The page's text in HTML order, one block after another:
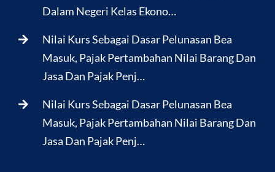
Dalam Negeri Kelas Ekono…
Nilai Kurs Sebagai Dasar Pelunasan Bea
Masuk, Pajak Pertambahan Nilai Barang Dan
Jasa Dan Pajak Penj…
Nilai Kurs Sebagai Dasar Pelunasan Bea
Masuk, Pajak Pertambahan Nilai Barang Dan
Jasa Dan Pajak Penj…